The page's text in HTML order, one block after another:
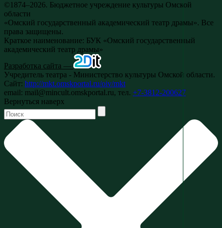
©1874–2026. Бюджетное учреждение культуры Омской
области
«Омский государственный академический театр драмы». Все
права защищены.
Краткое наименование: БУК «Омский государственный
академический театр драмы»
Разработка сайта —
Учредитель театра - Министерство культуры Омской области.
Сайт: http://mkt.omskportal.ru/oiv/mkt
email: mail@mincult.omskportal.ru, тел. +7-3812-200627
Вернуться наверх